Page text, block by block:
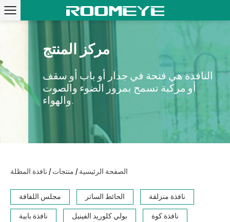
مركز المنتج
النافذة هي فتحة في جدار أو باب أو سقف
أو مركبة تسمح بمرور الضوء والصوت
والهواء.
الصفحة الرئيسية/ منتجات/ نافذة المظلة
مجلس اللفافة الحائط الساتر نافذة منزلقة
نافذة بابية بولي كلوريد الفينيل نافذة كوة